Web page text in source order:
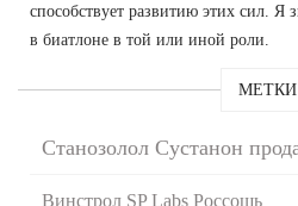
способствует развитию этих сил. Я
в биатлоне в той или иной роли.
МЕТКИ
Станозолол Сустанон
Винстрол SP Labs Россошь